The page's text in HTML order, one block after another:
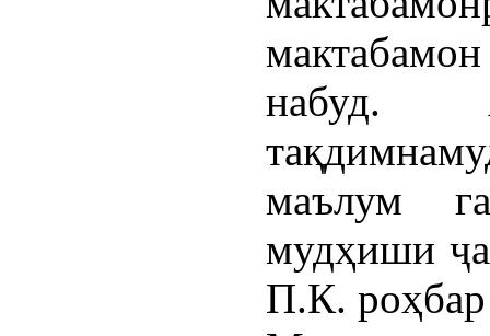
набуд.
маълум
мудҳиши
П.К. роҳбар